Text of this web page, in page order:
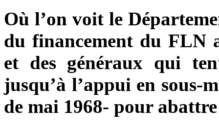
Où l’on voit le
du financement du FLN
et des généraux qui
jusqu’à l’appui en sous-
de mai 1968- pour